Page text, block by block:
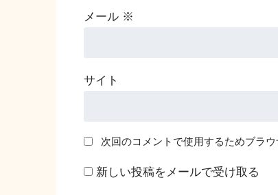
メール ※
サイト
次回のコメントで使用するためブラ
新しい投稿をメールで受け取る